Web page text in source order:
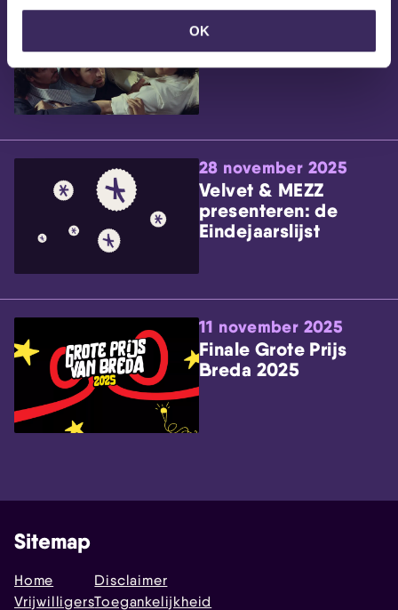
OKWillem’s Blog: Ão
28 november 2025
Velvet & MEZZ
presenteren: de
Eindejaarslijst
11 november 2025
Finale Grote Prijs
Breda 2025
Sitemap
Home
Vrijwilligers
Disclaimer
Toegankelijkheid